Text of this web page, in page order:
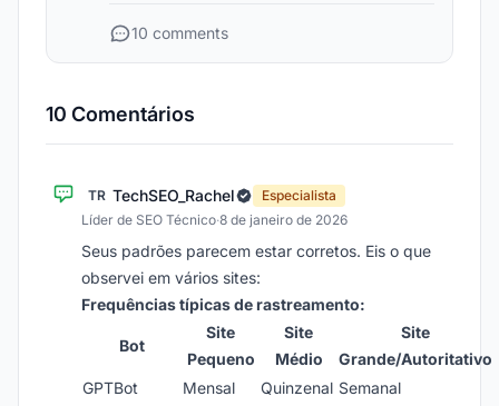
10 comments
10 Comentários
TR TechSEO_Rachel
Especialista
Líder de SEO Técnico·8 de janeiro de 2026
Seus padrões parecem estar corretos. Eis o que
observei em vários sites:
Frequências típicas de rastreamento:
Bot
Site
Pequeno
Site
Médio
Site
Grande/Autoritativo
GPTBot
Mensal Quinzenal Semanal